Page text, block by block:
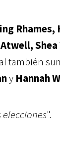
Rhames,
también
y Hannah
elecciones".